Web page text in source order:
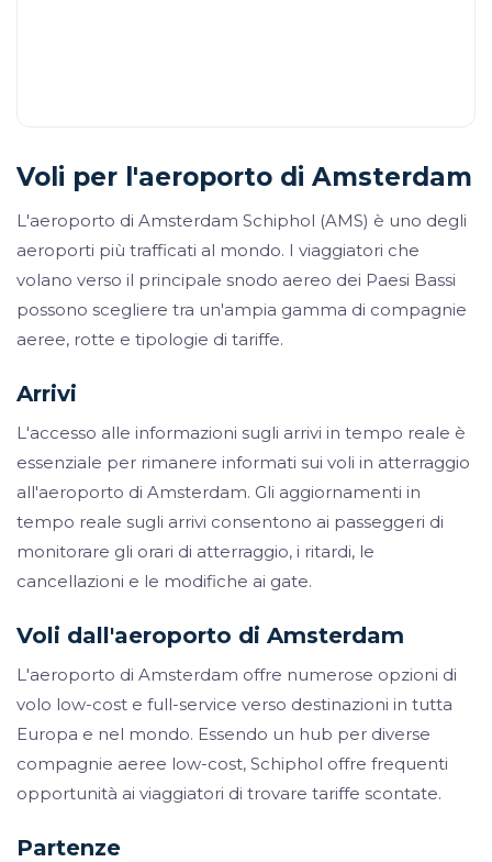
Voli per l'aeroporto di Amsterdam
L'aeroporto di Amsterdam Schiphol (AMS) è uno degli
aeroporti più trafficati al mondo. I viaggiatori che
volano verso il principale snodo aereo dei Paesi Bassi
possono scegliere tra un'ampia gamma di compagnie
aeree, rotte e tipologie di tariffe.
Arrivi
L'accesso alle informazioni sugli arrivi in tempo reale è
essenziale per rimanere informati sui voli in atterraggio
all'aeroporto di Amsterdam. Gli aggiornamenti in
tempo reale sugli arrivi consentono ai passeggeri di
monitorare gli orari di atterraggio, i ritardi, le
cancellazioni e le modifiche ai gate.
Voli dall'aeroporto di Amsterdam
L'aeroporto di Amsterdam offre numerose opzioni di
volo low-cost e full-service verso destinazioni in tutta
Europa e nel mondo. Essendo un hub per diverse
compagnie aeree low-cost, Schiphol offre frequenti
opportunità ai viaggiatori di trovare tariffe scontate.
Partenze